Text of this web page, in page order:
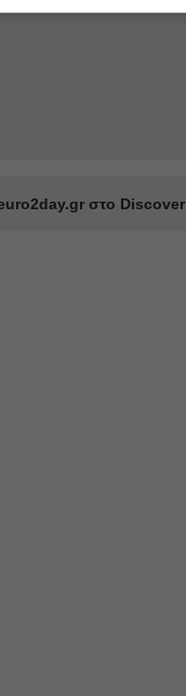
στο Discover